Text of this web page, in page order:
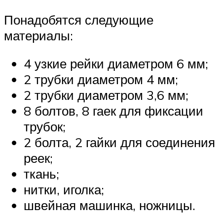
Понадобятся следующие
материалы:
4 узкие рейки диаметром 6 мм;
2 трубки диаметром 4 мм;
2 трубки диаметром 3,6 мм;
8 болтов, 8 гаек для фиксации
трубок;
2 болта, 2 гайки для соединения
реек;
ткань;
нитки, иголка;
швейная машинка, ножницы.